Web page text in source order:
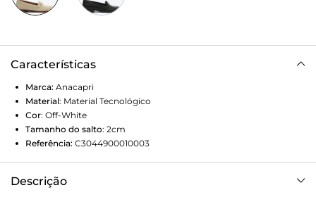
Características
Marca: Anacapri
Material: Material Tecnológico
Cor: Off-White
Tamanho do salto: 2cm
Referência: C3044900010003
Descrição